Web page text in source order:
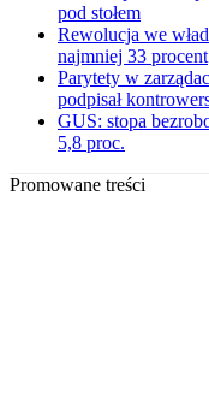
pod stołem
Rewolucja we
najmniej 33 procent
Parytety w
podpisał
GUS: stopa
5,8 proc.
Promowane treści